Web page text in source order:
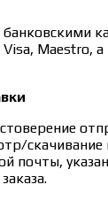
Maestro,
почты,